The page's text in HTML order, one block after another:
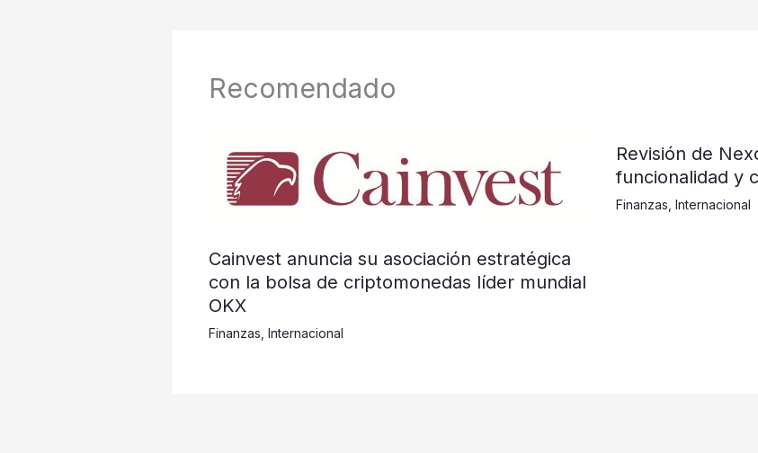
Recomendado
Cainvest anuncia su asociación estratégica
con la bolsa de criptomonedas líder mundial
OKX
Finanzas Internacional
Revisión de
funcionalidad y
Finanzas Internacional